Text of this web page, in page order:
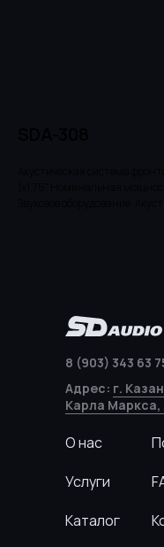
8 (903) 343 63
Адрес: г.
Карла Маркса,
Каталог
Услуги
О нас